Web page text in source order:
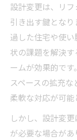
設計変更は、リ
引き出す鍵とな
過した住宅や使
状の課題を解決
ームが効果的で
スペースの拡充
柔軟な対応が可能
しかし、設計変
が必要な場合が